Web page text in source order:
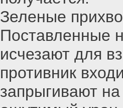
Зеленые
Поставленные
исчезают для
противник
запрыгивают